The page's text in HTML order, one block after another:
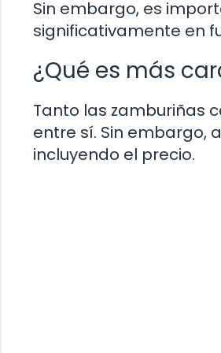
Sin embargo, es
significativamente en
¿Qué es más
Tanto las zamburiñas
entre sí. Sin embargo,
incluyendo el precio.